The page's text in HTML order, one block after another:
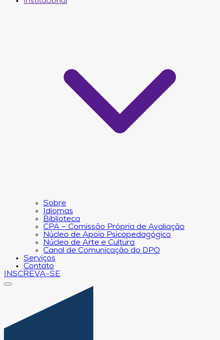
Sobre
Idiomas
Biblioteca
CPA – Comissão Própria de Avaliação
Núcleo de Apoio Psicopedagógico
Núcleo de Arte e Cultura
Canal de Comunicação do DPO
Serviços
Contato
INSCREVA-SE